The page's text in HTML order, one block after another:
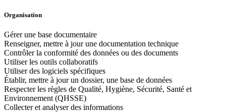
Organisation
Gérer une base documentaire
Renseigner, mettre à jour une documentation technique
Contrôler la conformité des données ou des documents
Utiliser les outils collaboratifs
Utiliser des logiciels spécifiques
Établir, mettre à jour un dossier, une base de données
Respecter les règles de Qualité, Hygiène, Sécurité, Santé et
Environnement (QHSSE)
Collecter et analyser des informations